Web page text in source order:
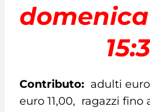
domenica
Contributo: adulti
euro 11,00, ragazzi fino